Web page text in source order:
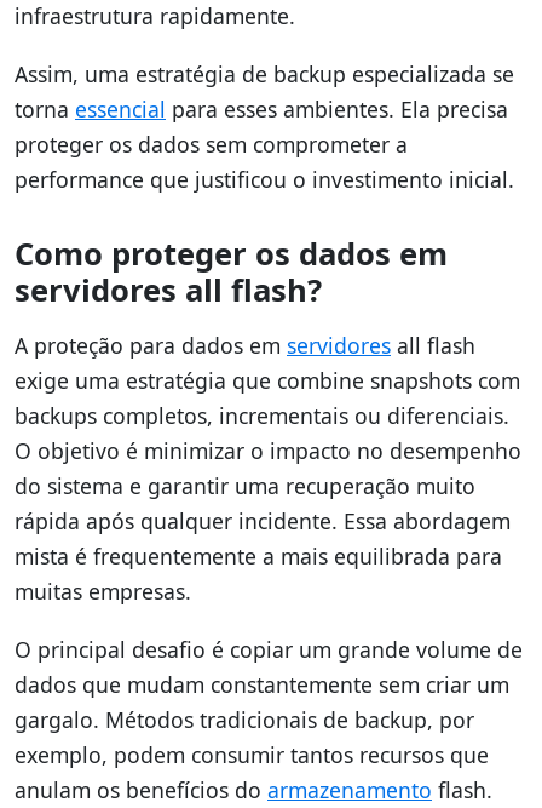
infraestrutura rapidamente.
Assim, uma estratégia de backup especializada se
torna essencial para esses ambientes. Ela precisa
proteger os dados sem comprometer a
performance que justificou o investimento inicial.
Como proteger os dados em
servidores all flash?
A proteção para dados em servidores all flash
exige uma estratégia que combine snapshots com
backups completos, incrementais ou diferenciais.
O objetivo é minimizar o impacto no desempenho
do sistema e garantir uma recuperação muito
rápida após qualquer incidente. Essa abordagem
mista é frequentemente a mais equilibrada para
muitas empresas.
O principal desafio é copiar um grande volume de
dados que mudam constantemente sem criar um
gargalo. Métodos tradicionais de backup, por
exemplo, podem consumir tantos recursos que
anulam os benefícios do armazenamento flash.